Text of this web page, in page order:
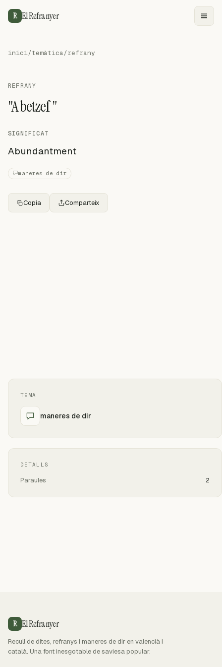
R El Refranyer
inici/temàtica/refrany
REFRANY
"A betzef "
SIGNIFICAT
Abundantment
maneres de dir
Copia Comparteix
TEMA
maneres de dir
DETALLS
Paraules 2
R El Refranyer
Recull de dites, refranys i maneres de dir en valencià i
català. Una font inesgotable de saviesa popular.